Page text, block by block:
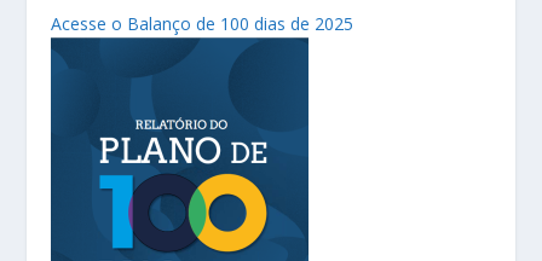
Acesse o Balanço de 100 dias de 2025